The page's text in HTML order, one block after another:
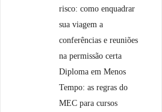
risco: como enquadrar
sua viagem a
conferências e reuniões
na permissão certa
Diploma em Menos
Tempo: as regras do
MEC para cursos